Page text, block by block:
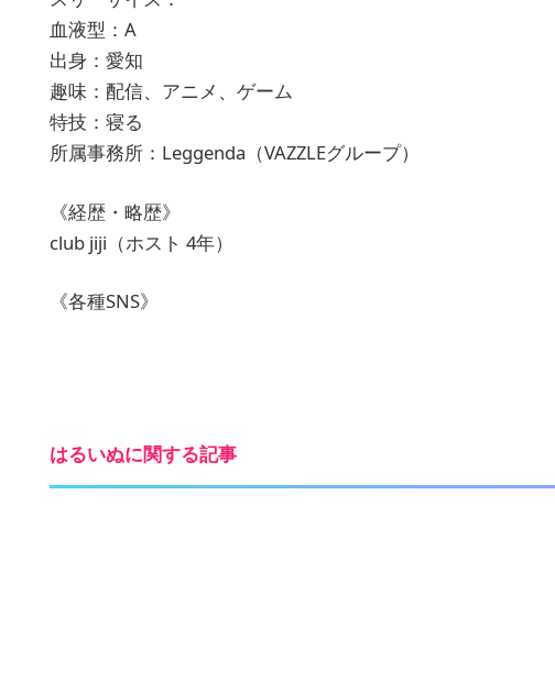
血液型：A
出身：愛知
趣味：配信、アニメ、ゲーム
特技：寝る
所属事務所：Leggenda（VAZZLEグループ）
《経歴・略歴》
club jiji（ホスト 4年）
《各種SNS》
はるいぬに関する記事